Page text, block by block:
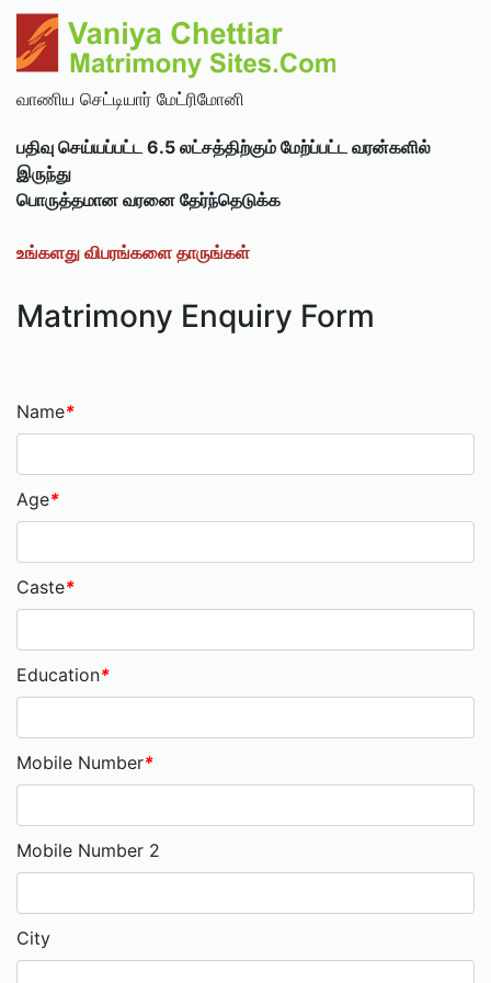
வாணிய செட்டியார் மேட்ரிமோனி
பதிவு செய்யப்பட்ட 6.5 லட்சத்திற்கும் மேற்ப்பட்ட வரன்களில்
இருந்து
பொருத்தமான வரனை தேர்ந்தெடுக்க
உங்களது விபரங்களை தாருங்கள்
Matrimony Enquiry Form
Name*
Age*
Caste*
Education*
Mobile Number*
Mobile Number 2
City